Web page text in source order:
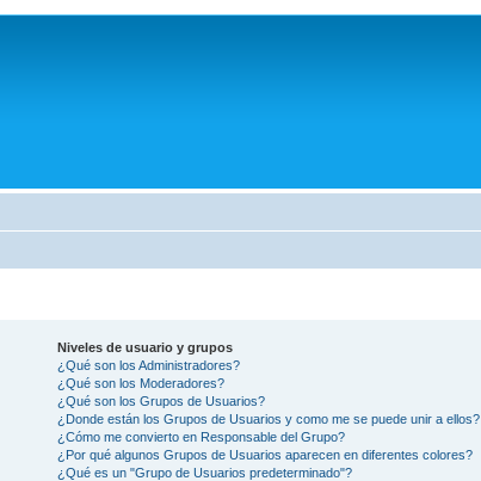
Niveles de usuario y grupos
¿Qué son los Administradores?
¿Qué son los Moderadores?
¿Qué son los Grupos de Usuarios?
¿Donde están los Grupos de Usuarios y como me se puede unir a ellos?
¿Cómo me convierto en Responsable del Grupo?
¿Por qué algunos Grupos de Usuarios aparecen en diferentes colores?
¿Qué es un "Grupo de Usuarios predeterminado"?